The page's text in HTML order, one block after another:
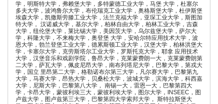
学，明斯特大学，弗赖堡大学，多特蒙德工业大学，马堡 大学，杜塞尔
多夫大学，波鸿鲁尔大学，布伦瑞克工业大学，奥格斯堡大学，杜伊斯堡
埃森大学，凯撒斯劳滕工业大学，法兰克福大学，亚琛工业大学，斯图加
特大学， 汉诺威大学，基尔大学，柏林自由大学，柏林工业大学，吉森
大学，纽伦堡大学，莱比锡大学，美因茨大学，乌尔兹堡大学，萨尔大
学，科隆大学，不来梅大学，奥登堡 大学，安哈尔特应用技术大学，波
恩大学，勃兰登堡工业大学，德累斯顿工业大学，汉堡大学，柏林洪堡大
学，卡塞尔大学，克劳斯塔尔工业大学，罗斯托克大学，耶拿 应用技术
大学，汉堡音乐和戏剧学院，鲁昂大学，克莱蒙费朗一大，克莱蒙费朗第
二大学，萨瓦大学，佩皮尼昂大学，南布列塔尼大学，巴黎大学，第戎大
学，国立 里昂第二大学，格勒诺布尔第三大学，凡尔赛大学，巴黎第九
大学，马赛大学，昂热大学，贝桑松大学，波城大学，滨海大学，科西嘉
大学，尼斯大学，巴黎第八大学， 南锡一大，雷恩一大，巴黎第四大
学，卡昂大学，蒙彼利埃三大，蒙彼利埃大学，图尔大学，INSEEC，图
卢兹大学，图卢兹第三大学，巴黎第四大学索邦大学， 斯特拉斯堡大